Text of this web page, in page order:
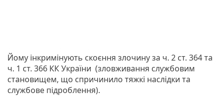
Йому інкримінують скоєння злочину за ч. 2 ст. 364 та
ч. 1 ст. 366 КК України (зловживання службовим
становищем, що спричинило тяжкі наслідки та
службове підроблення).